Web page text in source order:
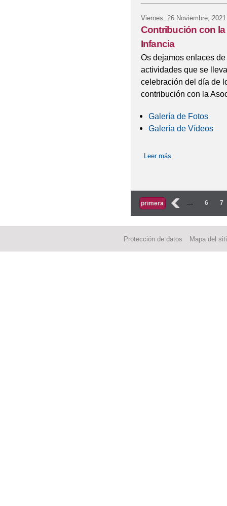
Viernes, 26 Noviembre, 2021
Contribución con
Infancia
Os dejamos enlaces
actividades que se
celebración del día de
contribución con la
Galería de Fotos
Galería de Vídeos
Leer más
Páginas
primera ‹ … 6 7
Protección de datos Mapa del